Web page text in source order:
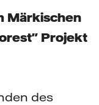
Märkischen
Projekt
des